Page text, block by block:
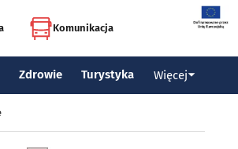
Komunikacja
Zdrowie Turystyka Więcej